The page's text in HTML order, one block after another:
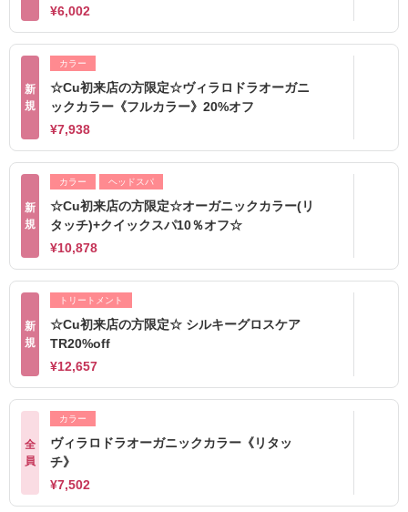
¥6,002
新
規
カラー
☆Cu初来店の方限定☆ヴィラロドラオーガニ
ックカラー《フルカラー》20%オフ
¥7,938
新
規
カラー ヘッドスパ
☆Cu初来店の方限定☆オーガニックカラー(リ
タッチ)+クイックスパ10％オフ☆
¥10,878
新
規
トリートメント
☆Cu初来店の方限定☆ シルキーグロスケア
TR20%off
¥12,657
全
員
カラー
ヴィラロドラオーガニックカラー《リタッ
チ》
¥7,502